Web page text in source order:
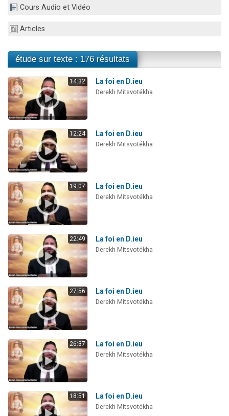
Il reste 49 places pour étudier en groupe sur Zoom
Eva vient de donner son Maasser
Cours Audio et Vidéo
Articles
étude sur texte : 176 résultats
14:32 La foi en D.ieu
Derekh Mitsvotékha
12:24 La foi en D.ieu
Derekh Mitsvotékha
19:07 La foi en D.ieu
Derekh Mitsvotékha
22:49 La foi en D.ieu
Derekh Mitsvotékha
27:56 La foi en D.ieu
Derekh Mitsvotékha
26:37 La foi en D.ieu
Derekh Mitsvotékha
18:51 La foi en D.ieu
Derekh Mitsvotékha